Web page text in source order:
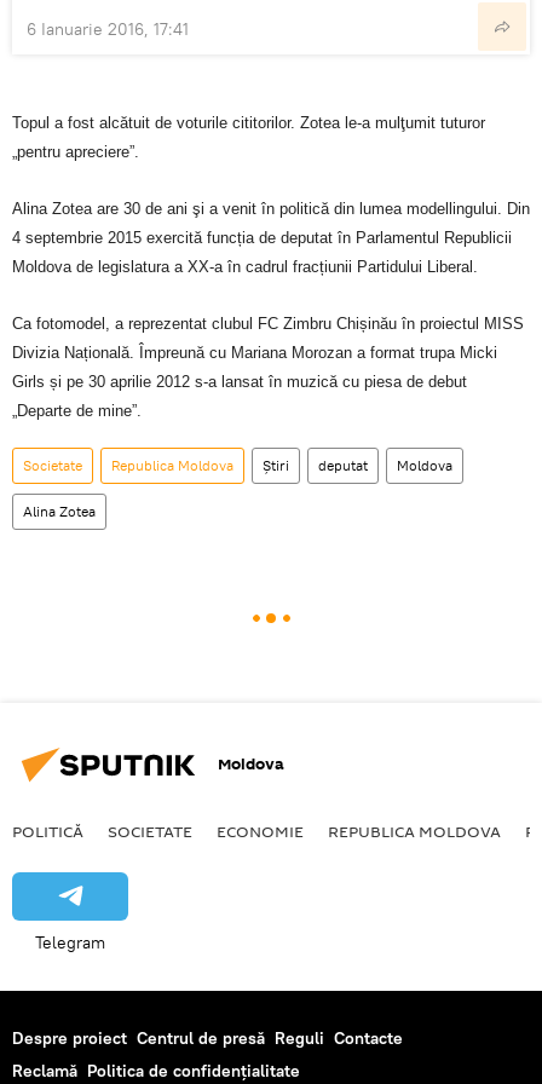
6 Ianuarie 2016, 17:41
Topul a fost alcătuit de voturile cititorilor. Zotea le-a mulţumit tuturor
„pentru apreciere”.
Alina Zotea are 30 de ani şi a venit în politică din lumea modellingului. Din
4 septembrie 2015 exercită funcția de deputat în Parlamentul Republicii
Moldova de legislatura a XX-a în cadrul fracțiunii Partidului Liberal.
Ca fotomodel, a reprezentat clubul FC Zimbru Chișinău în proiectul MISS
Divizia Națională. Împreună cu Mariana Morozan a format trupa Micki
Girls și pe 30 aprilie 2012 s-a lansat în muzică cu piesa de debut
„Departe de mine”.
Societate Republica Moldova Știri deputat Moldova
Alina Zotea
Moldova
POLITICĂ SOCIETATE ECONOMIE REPUBLICA MOLDOVA
Telegram
Despre proiect Centrul de presă Reguli Contacte
Reclamă Politica de confidențialitate